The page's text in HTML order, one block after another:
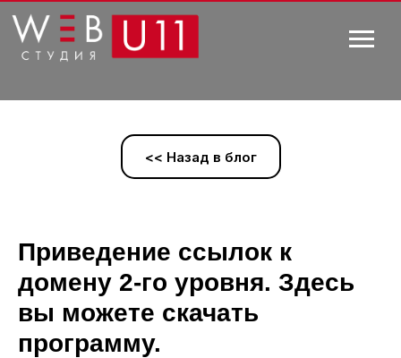
<< Назад в блог
Приведение ссылок к
домену 2-го уровня. Здесь
вы можете скачать
программу.